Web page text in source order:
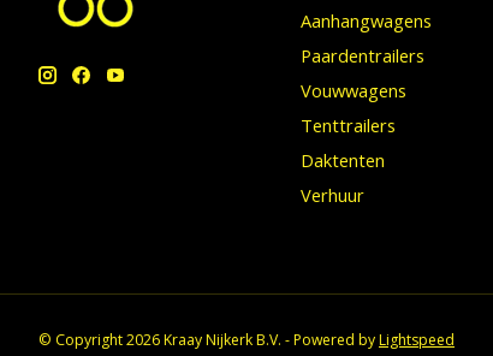
Aanhangwagens
Paardentrailers
Vouwwagens
Tenttrailers
Daktenten
Verhuur
© Copyright 2026 Kraay Nijkerk B.V. - Powered byLightspeed